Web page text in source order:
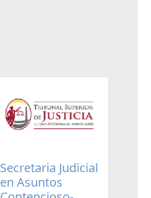
Secretaria Judicial
en Asuntos